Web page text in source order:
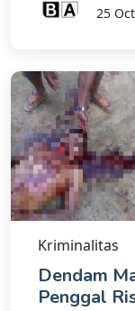
25
Kriminalitas
Dendam
Penggal